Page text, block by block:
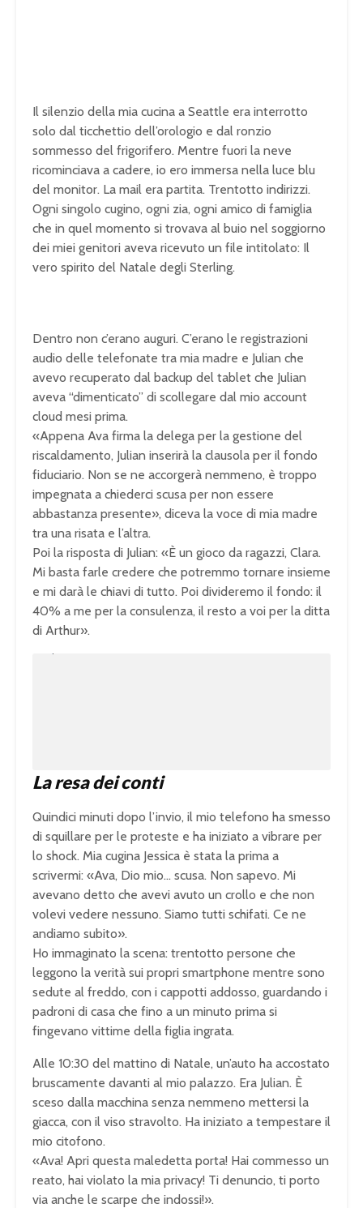
Il silenzio della mia cucina a Seattle era interrotto
solo dal ticchettio dell’orologio e dal ronzio
sommesso del frigorifero. Mentre fuori la neve
ricominciava a cadere, io ero immersa nella luce blu
del monitor. La mail era partita. Trentotto indirizzi.
Ogni singolo cugino, ogni zia, ogni amico di famiglia
che in quel momento si trovava al buio nel soggiorno
dei miei genitori aveva ricevuto un file intitolato: Il
vero spirito del Natale degli Sterling.
Dentro non c’erano auguri. C’erano le registrazioni
audio delle telefonate tra mia madre e Julian che
avevo recuperato dal backup del tablet che Julian
aveva “dimenticato” di scollegare dal mio account
cloud mesi prima.
«Appena Ava firma la delega per la gestione del
riscaldamento, Julian inserirà la clausola per il fondo
fiduciario. Non se ne accorgerà nemmeno, è troppo
impegnata a chiederci scusa per non essere
abbastanza presente», diceva la voce di mia madre
tra una risata e l’altra.
Poi la risposta di Julian: «È un gioco da ragazzi, Clara.
Mi basta farle credere che potremmo tornare insieme
e mi darà le chiavi di tutto. Poi divideremo il fondo: il
40% a me per la consulenza, il resto a voi per la ditta
di Arthur».
La resa dei conti
Quindici minuti dopo l’invio, il mio telefono ha smesso
di squillare per le proteste e ha iniziato a vibrare per
lo shock. Mia cugina Jessica è stata la prima a
scrivermi: «Ava, Dio mio… scusa. Non sapevo. Mi
avevano detto che avevi avuto un crollo e che non
volevi vedere nessuno. Siamo tutti schifati. Ce ne
andiamo subito».
Ho immaginato la scena: trentotto persone che
leggono la verità sui propri smartphone mentre sono
sedute al freddo, con i cappotti addosso, guardando i
padroni di casa che fino a un minuto prima si
fingevano vittime della figlia ingrata.
Alle 10:30 del mattino di Natale, un’auto ha accostato
bruscamente davanti al mio palazzo. Era Julian. È
sceso dalla macchina senza nemmeno mettersi la
giacca, con il viso stravolto. Ha iniziato a tempestare il
mio citofono.
«Ava! Apri questa maledetta porta! Hai commesso un
reato, hai violato la mia privacy! Ti denuncio, ti porto
via anche le scarpe che indossi!».